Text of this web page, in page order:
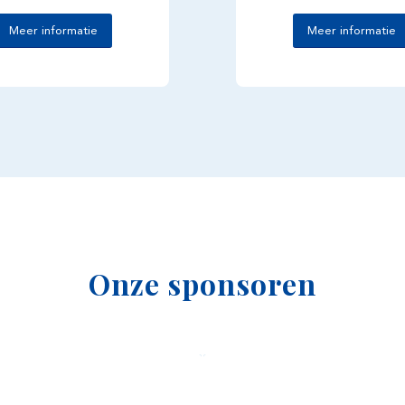
Meer informatie Meer informatie
Onze sponsoren